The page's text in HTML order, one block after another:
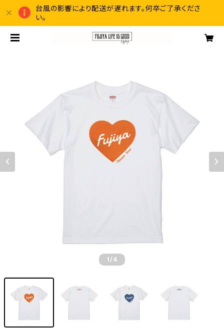
台風の影響により配送が遅れます。何卒ご了承くださ
い。
1 /4